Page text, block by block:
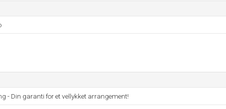
- Din garanti for et vellykket arrangement!